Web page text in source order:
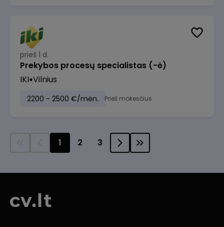
prieš 1 d.
Prekybos procesų specialistas (-ė)
IKI Vilnius
2200 - 2500 €/mėn. Prieš mokesčius
1 2 3